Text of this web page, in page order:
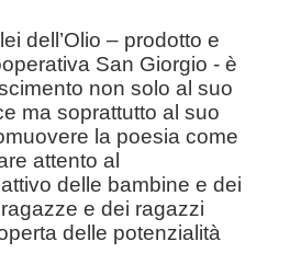
dell’Olio – prodotto e
San Giorgio - è
non solo al suo
ma soprattutto al suo
la poesia come
attento al
delle bambine e dei
e dei ragazzi
delle potenzialità